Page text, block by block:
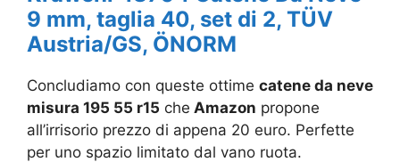
9 mm, taglia 40, set di 2, TÜV
Austria/GS, ÖNORM
Concludiamo con queste ottime catene da neve
misura 195 55 r15 che Amazon propone
all’irrisorio prezzo di appena 20 euro. Perfette
per uno spazio limitato dal vano ruota.